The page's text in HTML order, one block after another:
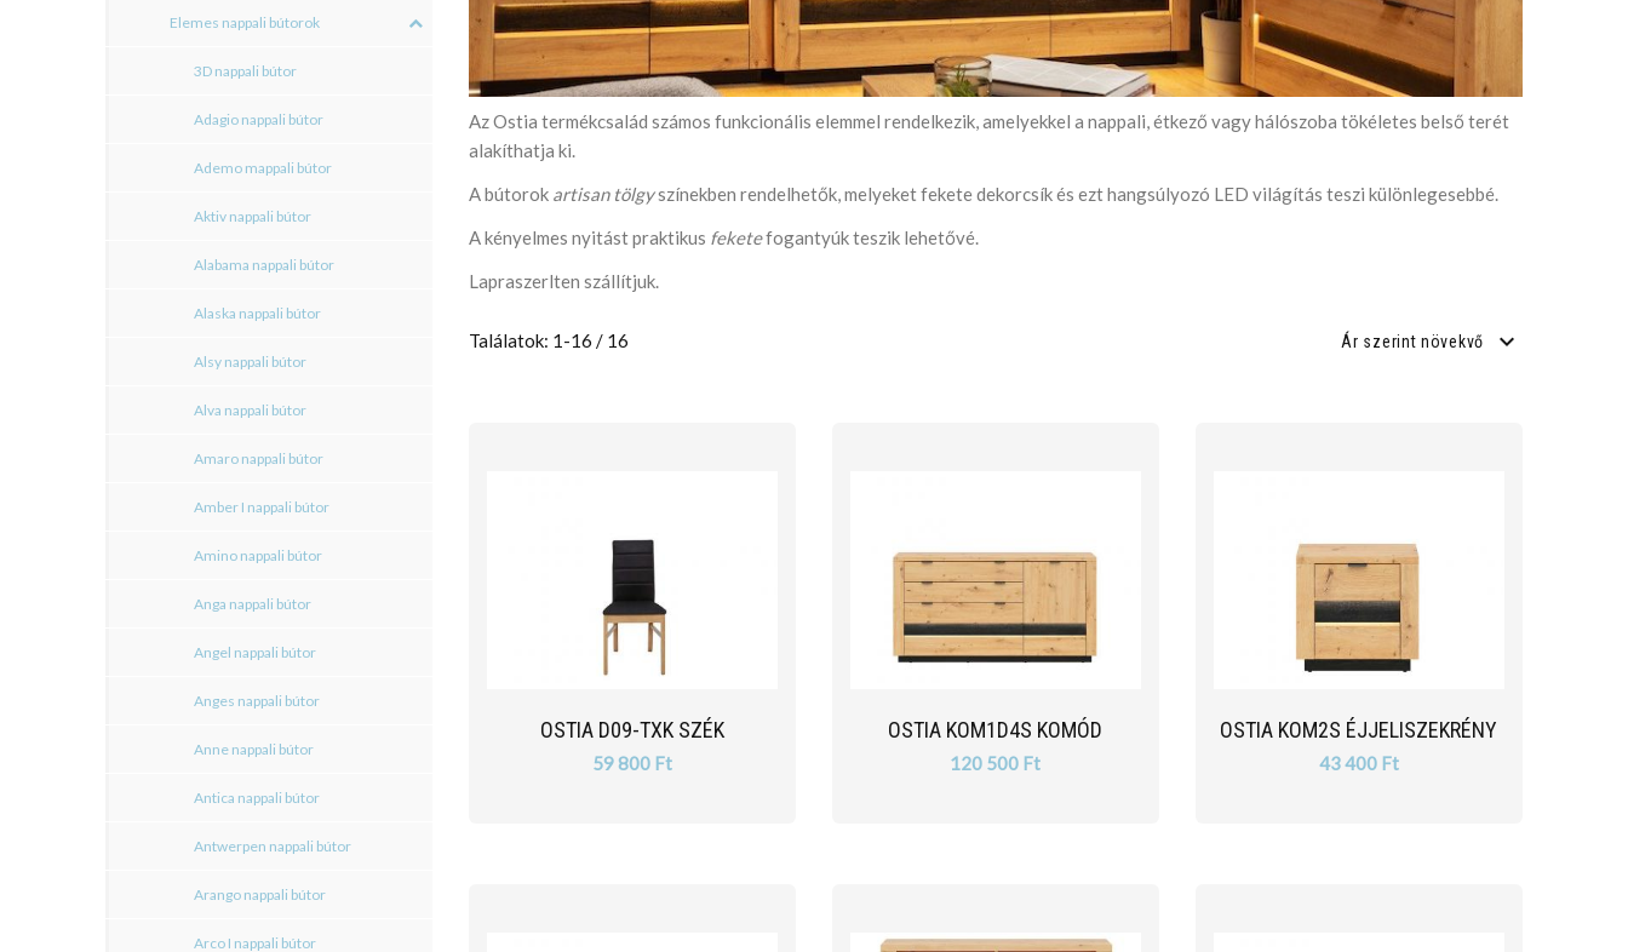
Elemes nappali bútorok
3D nappali bútor
Adagio nappali bútor
Ademo mappali bútor
Aktiv nappali bútor
Alabama nappali bútor
Alaska nappali bútor
Alsy nappali bútor
Alva nappali bútor
Amaro nappali bútor
Amber I nappali bútor
Amino nappali bútor
Anga nappali bútor
Angel nappali bútor
Anges nappali bútor
Anne nappali bútor
Antica nappali bútor
Antwerpen nappali bútor
Arango nappali bútor
Arco I nappali bútor
Az Ostia termékcsalád számos funkcionális elemmel rendelkezik, amelyekkel a nappali, étkező vagy hálószoba tökéletes belső terét
alakíthatja ki.
A bútorok artisan tölgyszínekben rendelhetők, melyeket fekete dekorcsík és ezt hangsúlyozó LED világítás teszi különlegesebbé.
A kényelmes nyitást praktikus feketefogantyúk teszik lehetővé.
Lapraszerlten szállítjuk.
Találatok: 1-16 / 16 Ár szerint növekvő
OSTIA D09-TXK SZÉK
59 800 Ft
OSTIA KOM1D4S KOMÓD
120 500 Ft
OSTIA KOM2S ÉJJELISZEKRÉNY
43 400 Ft